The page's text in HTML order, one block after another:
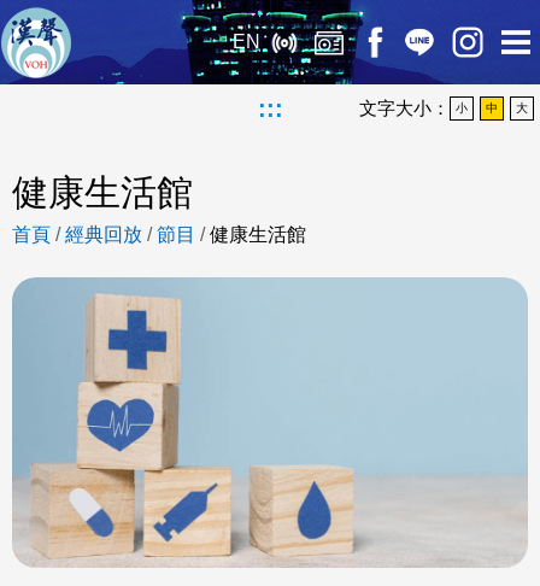
EN
::: 文字大小： 小 中 大
健康生活館
首頁 /經典回放 /節目 /健康生活館